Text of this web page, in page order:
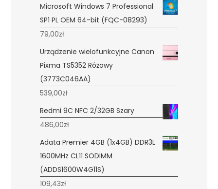
Microsoft Windows 7 Professional
SP1 PL OEM 64-bit (FQC-08293)
79,00zł
Urządzenie wielofunkcyjne Canon
Pixma TS5352 Różowy
(3773C046AA)
539,00zł
Redmi 9C NFC 2/32GB Szary
486,00zł
Adata Premier 4GB (1x4GB) DDR3L
1600MHz CL11 SODIMM
(ADDS1600W4G11S)
109,43zł